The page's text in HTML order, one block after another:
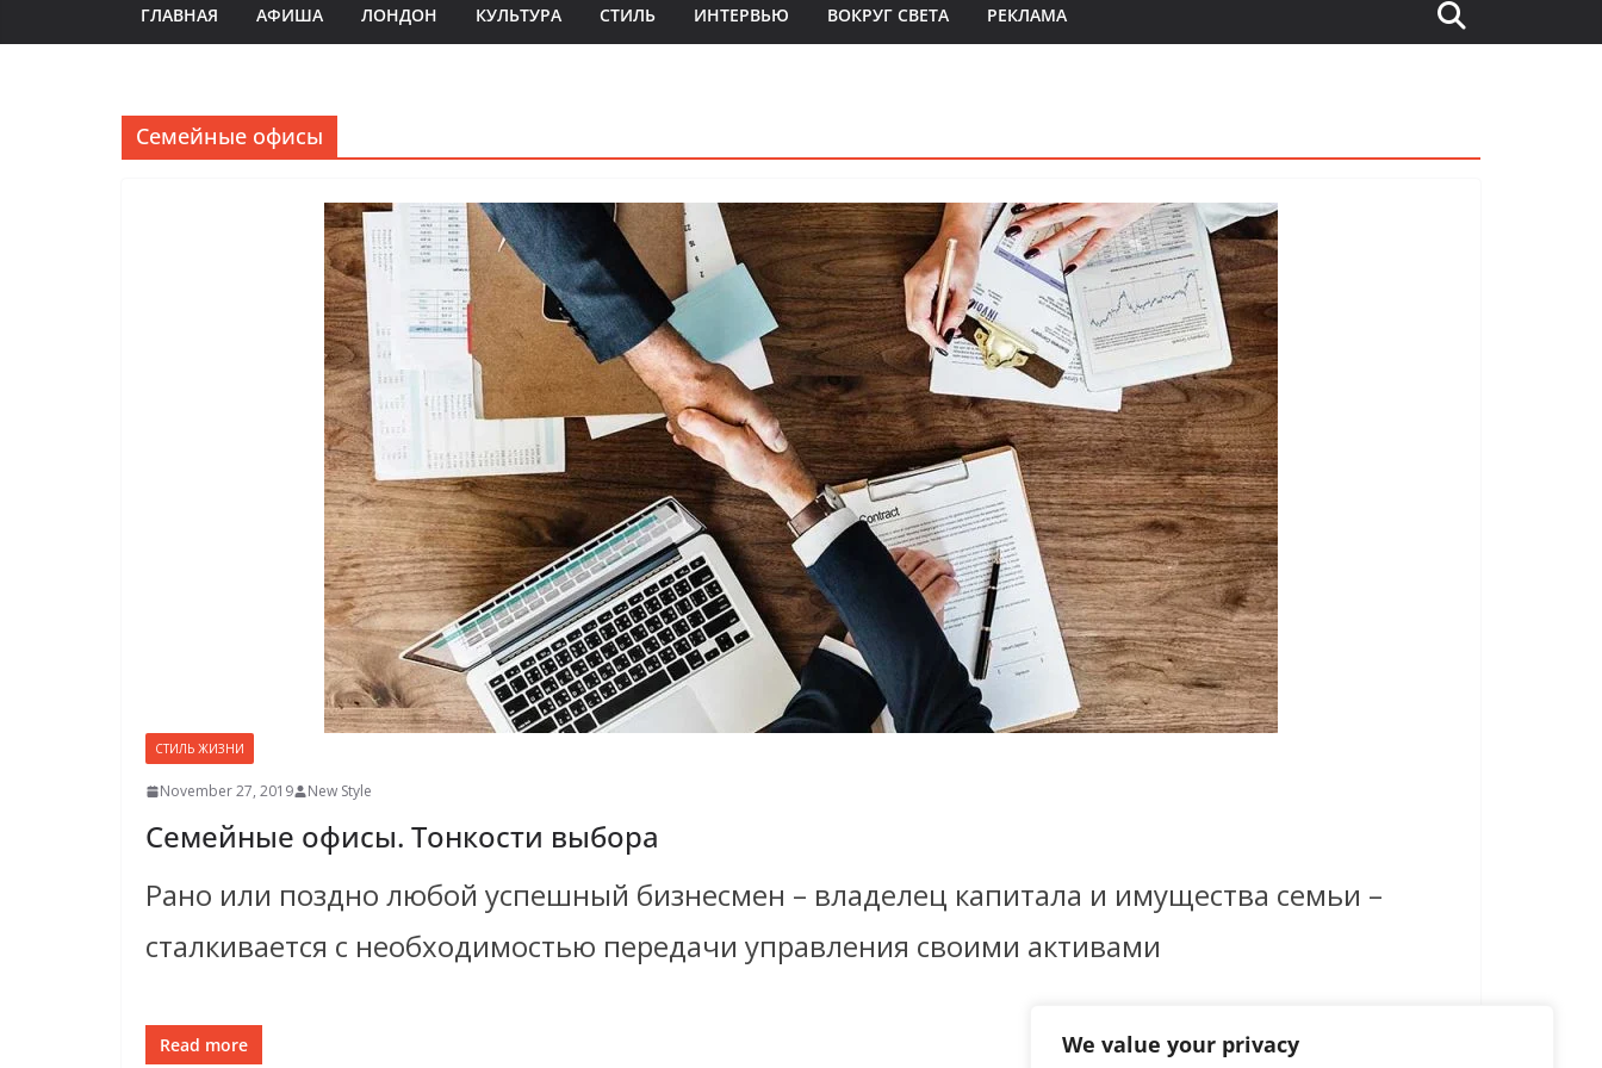
We value your privacy
ГЛАВНАЯ АФИША ЛОНДОН КУЛЬТУРА СТИЛЬ ИНТЕРВЬЮ ВОКРУГ СВЕТА РЕКЛАМА
Семейные офисы
СТИЛЬ ЖИЗНИ
November 27, 2019 New Style
Семейные офисы. Тонкости выбора
Рано или поздно любой успешный бизнесмен – владелец капитала и имущества семьи –
сталкивается с необходимостью передачи управления своими активами
Read more